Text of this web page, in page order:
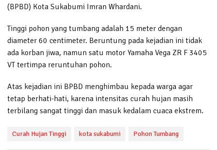
(BPBD) Kota Sukabumi Imran Whardani.
Tinggi pohon yang tumbang adalah 15 meter dengan
diameter 60 centimeter. Beruntung pada kejadian ini tidak
ada korban jiwa, namun satu motor Yamaha Vega ZR F 3405
VT tertimpa reruntuhan pohon.
Atas kejadian ini BPBD menghimbau kepada warga agar
tetap berhati-hati, karena intensitas curah hujan masih
terbilang sangat tinggi dan masuk kedalam cuaca ekstrem.
Curah Hujan Tinggi kota sukabumi Pohon Tumbang